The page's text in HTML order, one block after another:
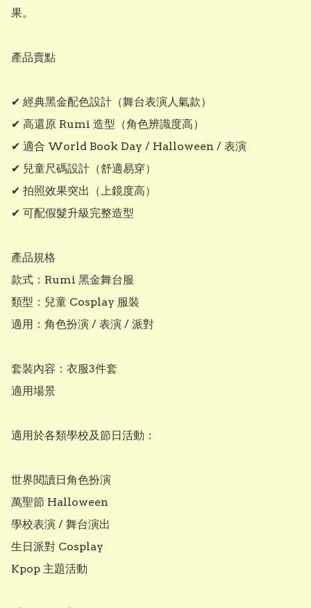
果。
產品賣點
✔ 經典黑金配色設計（舞台表演人氣款）
✔ 高還原 Rumi 造型（角色辨識度高）
✔ 適合 World Book Day / Halloween / 表演
✔ 兒童尺碼設計（舒適易穿）
✔ 拍照效果突出（上鏡度高）
✔ 可配假髮升級完整造型
產品規格
款式：Rumi 黑金舞台服
類型：兒童 Cosplay 服裝
適用：角色扮演 / 表演 / 派對
套裝內容：衣服3件套
適用場景
適用於各類學校及節日活動：
世界閱讀日角色扮演
萬聖節 Halloween
學校表演 / 舞台演出
生日派對 Cosplay
Kpop 主題活動